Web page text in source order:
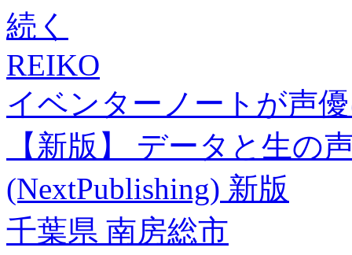
続く
REIKO
イベンターノートが声
【新版】 データと生の
(NextPublishing) 新版
千葉県 南房総市